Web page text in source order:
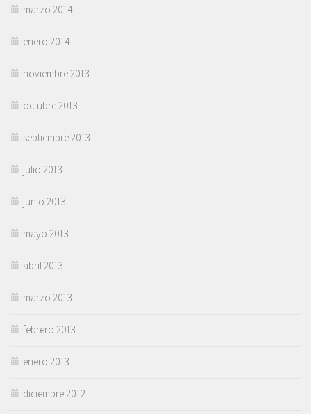
marzo 2014
enero 2014
noviembre 2013
octubre 2013
septiembre 2013
julio 2013
junio 2013
mayo 2013
abril 2013
marzo 2013
febrero 2013
enero 2013
diciembre 2012